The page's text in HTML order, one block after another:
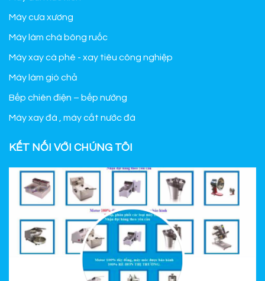
Máy cưa xương
Máy làm chà bông ruốc
Máy xay cà phê - xay tiêu công nghiệp
Máy làm giò chả
Bếp chiên điện – bếp nướng
Máy xay đá , máy cắt nước đá
KẾT NỐI VỚI CHÚNG TÔI